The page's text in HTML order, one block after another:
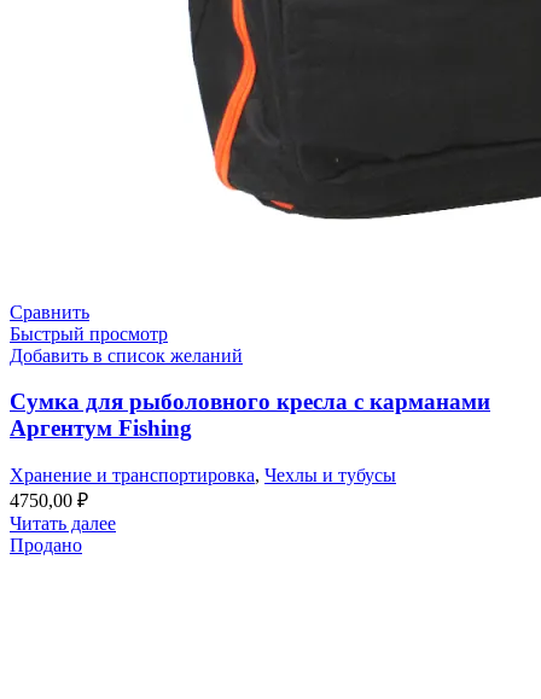
Сравнить
Быстрый просмотр
Добавить в список желаний
Сумка для рыболовного кресла с карманами
Аргентум Fishing
Хранение и транспортировка, Чехлы и тубусы
4750,00 ₽
Читать далее
Продано